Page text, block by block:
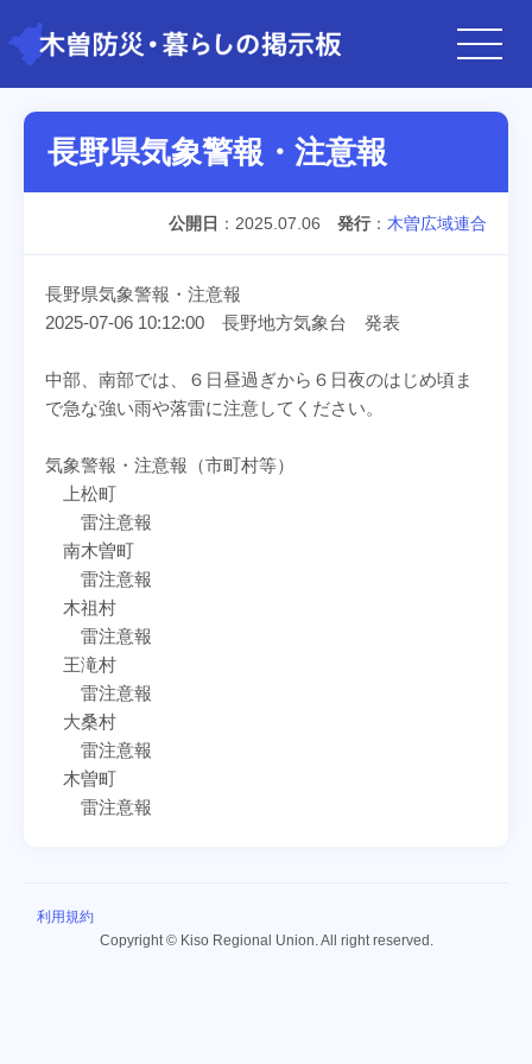
長野県気象警報・注意報
公開日 2025.07.06 発行 木曽広域連合
長野県気象警報・注意報
2025-07-06 10:12:00 長野地方気象台 発表
中部、南部では、６日昼過ぎから６日夜のはじめ頃ま
で急な強い雨や落雷に注意してください。
気象警報・注意報（市町村等）
上松町
雷注意報
南木曽町
雷注意報
木祖村
雷注意報
王滝村
雷注意報
大桑村
雷注意報
木曽町
雷注意報
利用規約
Copyright © Kiso Regional Union. All right reserved.